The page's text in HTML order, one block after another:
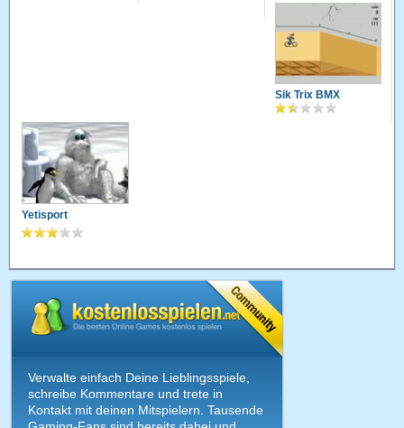
Sik Trix BMX
Yetisport
Verwalte einfach Deine Lieblingsspiele,
schreibe Kommentare und trete in
Kontakt mit deinen Mitspielern. Tausende